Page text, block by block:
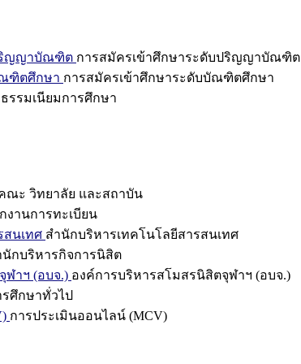
ริญญาบัณฑิต การสมัครเข้าศึกษาระดับปริญญาบัณฑิต
ฑิตศึกษา การสมัครเข้าศึกษาระดับบัณฑิตศึกษา
รรมเนียมการศึกษา
ณะ วิทยาลัย และสถาบัน
งานการทะเบียน
สนเทศ สำนักบริหารเทคโนโลยีสารสนเทศ
นักบริหารกิจการนิสิต
ฬาฯ (อบจ.) องค์การบริหารสโมสรนิสิตจุฬาฯ (อบจ.)
ศึกษาทั่วไป
การประเมินออนไลน์ (MCV)